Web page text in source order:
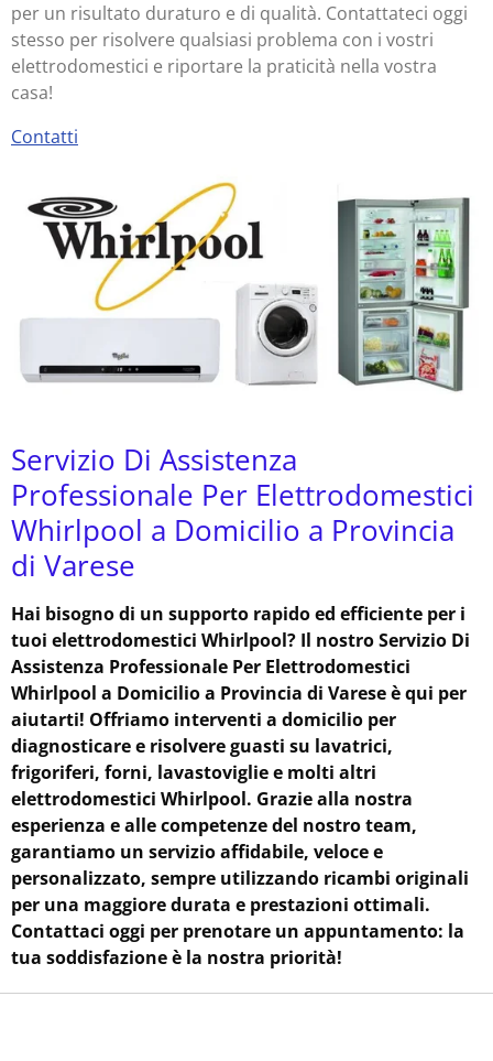
per un risultato duraturo e di qualità. Contattateci oggi
stesso per risolvere qualsiasi problema con i vostri
elettrodomestici e riportare la praticità nella vostra
casa!
Contatti
Servizio Di Assistenza
Professionale Per Elettrodomestici
Whirlpool a Domicilio a Provincia
di Varese
Hai bisogno di un supporto rapido ed efficiente per i
tuoi elettrodomestici Whirlpool? Il nostro Servizio Di
Assistenza Professionale Per Elettrodomestici
Whirlpool a Domicilio a Provincia di Varese è qui per
aiutarti! Offriamo interventi a domicilio per
diagnosticare e risolvere guasti su lavatrici,
frigoriferi, forni, lavastoviglie e molti altri
elettrodomestici Whirlpool. Grazie alla nostra
esperienza e alle competenze del nostro team,
garantiamo un servizio affidabile, veloce e
personalizzato, sempre utilizzando ricambi originali
per una maggiore durata e prestazioni ottimali.
Contattaci oggi per prenotare un appuntamento: la
tua soddisfazione è la nostra priorità!